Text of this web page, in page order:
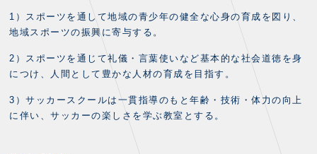
お問い合わせ
アカデミー概要
U-18
U-15
U-12
Ladies U-18
スタッフ
SCHOOL
スクール概要
各校紹介・アクセス
スクール会員規約
TheSpark
ニュース
1）スポーツを通して地域の青少年の健全な心身の育成を図り、
地域スポーツの振興に寄与する。
2）スポーツを通じて礼儀・言葉使いなど基本的な社会道徳を身
につけ、人間として豊かな人材の育成を目指す。
3）サッカースクールは一貫指導のもと年齢・技術・体力の向上
に伴い、サッカーの楽しさを学ぶ教室とする。